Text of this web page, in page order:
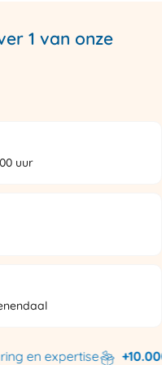
1 van onze
uur
en expertise